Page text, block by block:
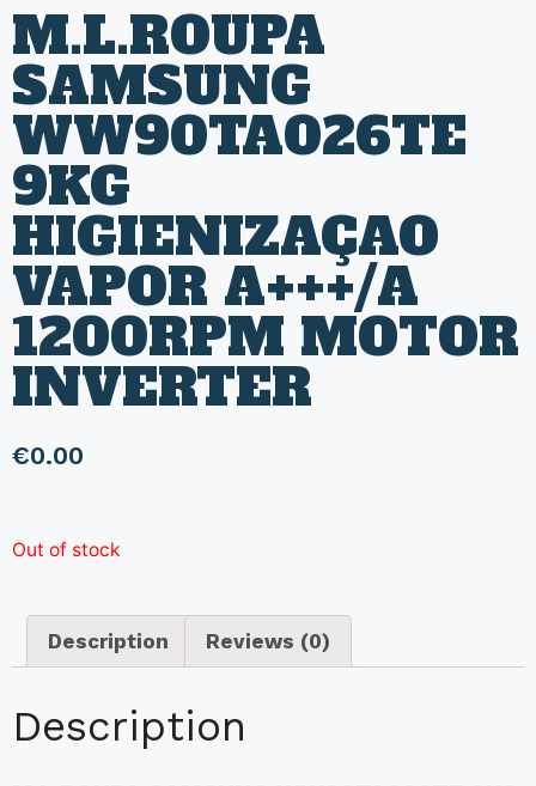
M.L.ROUPA
SAMSUNG
WW90TA026TE
9KG
HIGIENIZAÇAO
VAPOR A+++/A
1200RPM MOTOR
INVERTER
€0.00
Out of stock
Description Reviews (0)
Description